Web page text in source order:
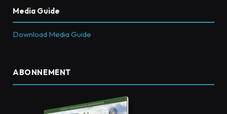
Media Guide
Download Media Guide
ABONNEMENT